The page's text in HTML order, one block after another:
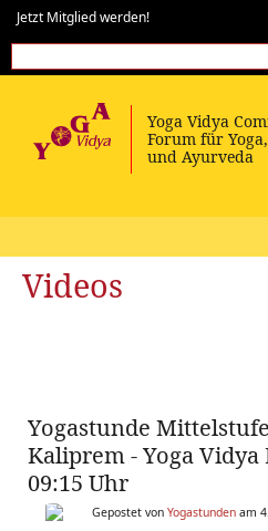
Jetzt Mitglied werden!
Videos
Yogastunde
Kaliprem - Yoga Vidya
09:15 Uhr
Gepostet von Yogastunden am